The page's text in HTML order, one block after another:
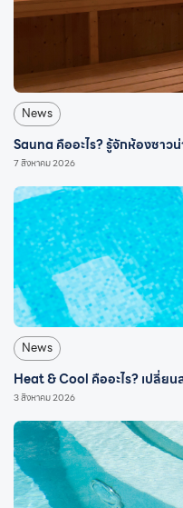
News
Sauna คืออะไร? รู้จักห้องซา
7 สิงหาคม 2026
News
Heat & Cool คืออะไร? เปลี่ยน
3 สิงหาคม 2026